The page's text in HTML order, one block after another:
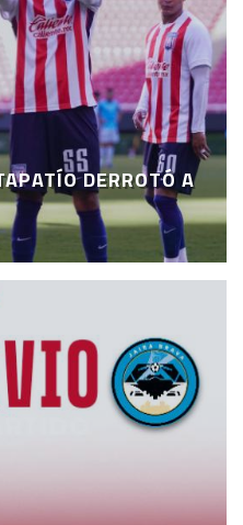
DERROTÓ A